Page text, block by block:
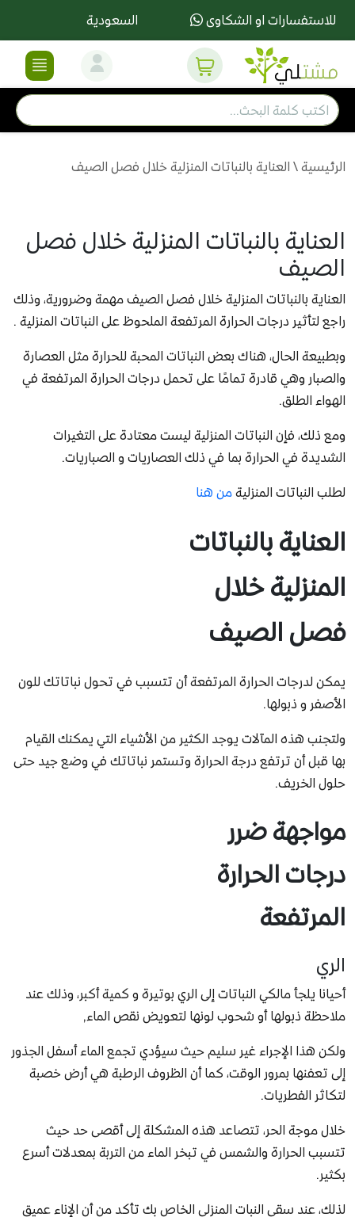
للاستفسارات او الشكاوى السعودية
الرئيسية \ العناية بالنباتات المنزلية خلال فصل الصيف
العناية بالنباتات المنزلية خلال فصل
الصيف
العناية بالنباتات المنزلية خلال فصل الصيف مهمة وضرورية، وذلك
راجع لتأثير درجات الحرارة المرتفعة الملحوظ على النباتات المنزلية .
وبطبيعة الحال، هناك بعض النباتات المحبة للحرارة مثل العصارة
والصبار وهي قادرة تمامًا على تحمل درجات الحرارة المرتفعة في
الهواء الطلق.
ومع ذلك، فإن النباتات المنزلية ليست معتادة على التغيرات
الشديدة في الحرارة بما في ذلك العصاريات و الصباريات.
لطلب النباتات المنزلية من هنا
العناية بالنباتات
المنزلية خلال
فصل الصيف
يمكن لدرجات الحرارة المرتفعة أن تتسبب في تحول نباتاتك للون
الأصفر و ذبولها.
ولتجنب هذه المآلات يوجد الكثير من الأشياء التي يمكنك القيام
بها قبل أن ترتفع درجة الحرارة وتستمر نباتاتك في وضع جيد حتى
حلول الخريف.
مواجهة ضرر
درجات الحرارة
المرتفعة
الري
أحيانا يلجأ مالكي النباتات إلى الري بوتيرة و كمية أكبر، وذلك عند
ملاحظة ذبولها أو شحوب لونها لتعويض نقص الماء,
ولكن هذا الإجراء غير سليم حيث سيؤدي تجمع الماء أسفل الجذور
إلى تعفنها بمرور الوقت، كما أن الظروف الرطبة هي أرض خصبة
لتكاثر الفطريات.
خلال موجة الحر، تتصاعد هذه المشكلة إلى أقصى حد حيث
تتسبب الحرارة والشمس في تبخر الماء من التربة بمعدلات أسرع
بكثير.
لذلك، عند سقي النبات المنزلي الخاص بك تأكد من أن الإناء عميق